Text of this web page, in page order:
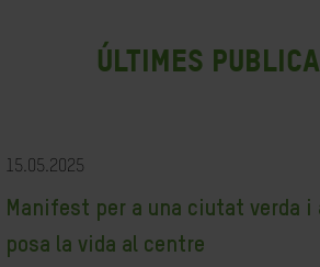
últimes
15.05.2025
Manifest per a una ciutat verda i
posa la vida al centre